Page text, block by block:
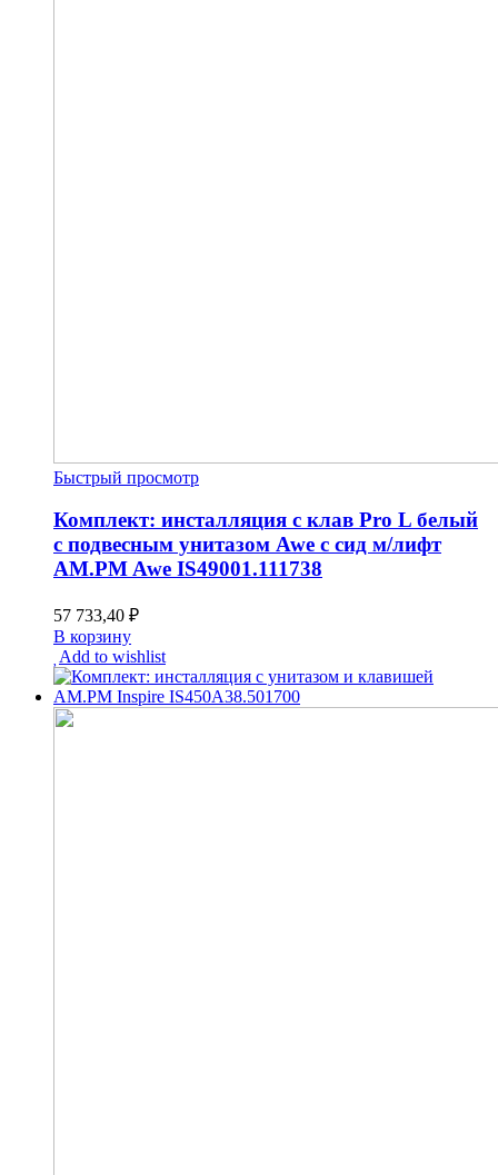
Быстрый просмотр
Комплект: инсталляция с клав Pro L белый
с подвесным унитазом Awe с сид м/лифт
AM.PM Awe IS49001.111738
57 733,40 ₽
В корзину
Add to wishlist